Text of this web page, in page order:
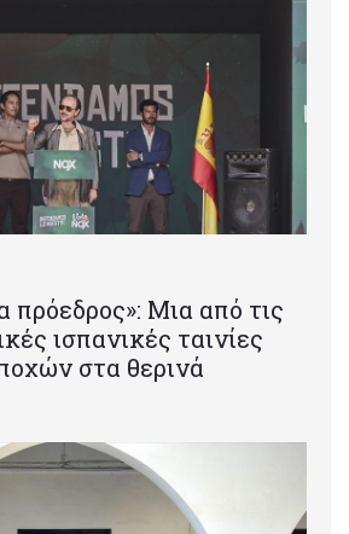
πρόεδρος»: Mια από τις
ισπανικές ταινίες
στα θερινά